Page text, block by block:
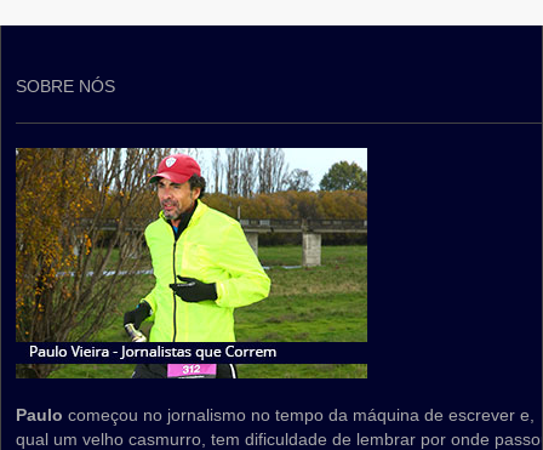
SOBRE NÓS
Paulo começou no jornalismo no tempo da máquina de escrever e,
qual um velho casmurro, tem dificuldade de lembrar por onde